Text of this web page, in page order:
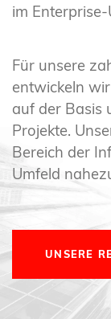
im Enterprise-
Für unsere
entwickeln
auf der Basis
Projekte.
Bereich der
Umfeld
UNSERE